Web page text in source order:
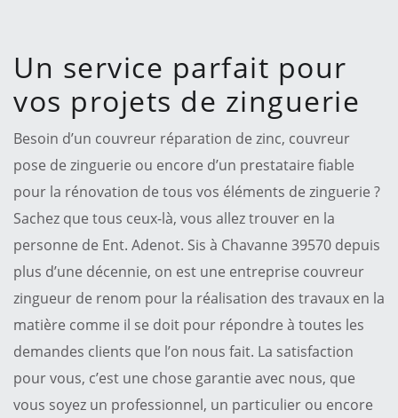
Un service parfait pour
vos projets de zinguerie
Besoin d’un couvreur réparation de zinc, couvreur
pose de zinguerie ou encore d’un prestataire fiable
pour la rénovation de tous vos éléments de zinguerie ?
Sachez que tous ceux-là, vous allez trouver en la
personne de Ent. Adenot. Sis à Chavanne 39570 depuis
plus d’une décennie, on est une entreprise couvreur
zingueur de renom pour la réalisation des travaux en la
matière comme il se doit pour répondre à toutes les
demandes clients que l’on nous fait. La satisfaction
pour vous, c’est une chose garantie avec nous, que
vous soyez un professionnel, un particulier ou encore